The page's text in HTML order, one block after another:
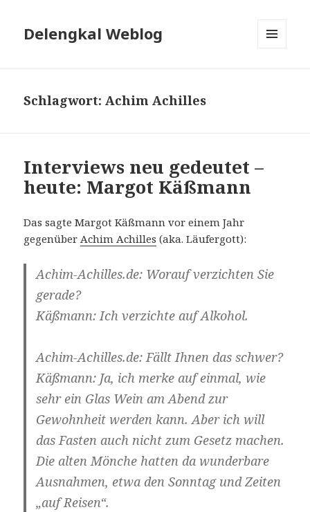
Delengkal Weblog
Schlagwort:Achim Achilles
Interviews neu gedeutet –
heute: Margot Käßmann
Das sagte Margot Käßmann vor einem Jahr
gegenüberAchim Achilles (aka. Läufergott):
Achim-Achilles.de: Worauf verzichten Sie
gerade?
Käßmann: Ich verzichte auf Alkohol.
Achim-Achilles.de: Fällt Ihnen das schwer?
Käßmann: Ja, ich merke auf einmal, wie
sehr ein Glas Wein am Abend zur
Gewohnheit werden kann. Aber ich will
das Fasten auch nicht zum Gesetz machen.
Die alten Mönche hatten da wunderbare
Ausnahmen, etwa den Sonntag und Zeiten
„auf Reisen“.